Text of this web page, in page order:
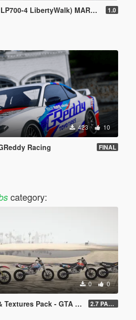
4 LibertyWalk) MARTINI Livery 1.0
423 10
Racing FINAL
category:
0 0
Pack - GTA V Enhanced 2.7 PART 4